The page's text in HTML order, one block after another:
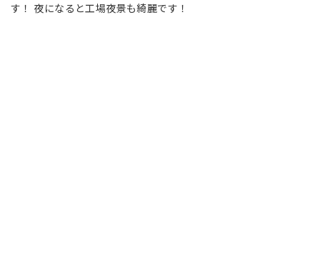
す！ 夜になると工場夜景も綺麗です！